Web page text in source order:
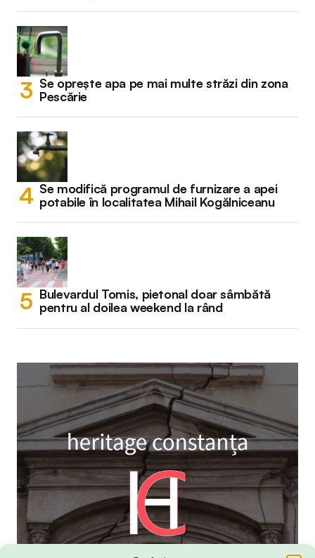
Se oprește apa pe mai multe străzi din zona
Pescărie
Se modifică programul de furnizare a apei
potabile în localitatea Mihail Kogălniceanu
Bulevardul Tomis, pietonal doar sâmbătă
pentru al doilea weekend la rând